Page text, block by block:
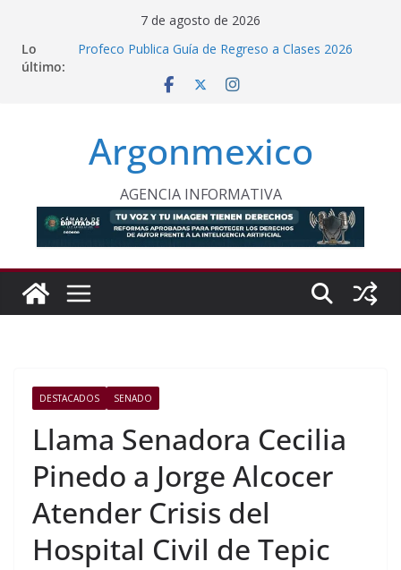
contenido
7 de agosto de 2026
Lo
último:
Profeco Publica Guía de Regreso a Clases 2026
Gabinete de Seguridad Reporta Detenciones y
Magdalena Panoaya en Texcoco
México y Perú Restablecen Relaciones
Diplomáticas
Argonmexico
AGENCIA INFORMATIVA
DESTACADOS SENADO
Llama Senadora Cecilia
Pinedo a Jorge Alcocer
Atender Crisis del
Hospital Civil de Tepic